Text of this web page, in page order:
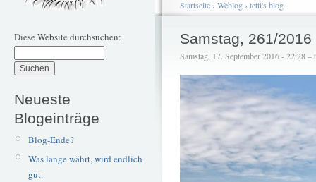
Diese Website durchsuchen:
Neueste
Blogeinträge
Blog-Ende?
Was lange währt, wird endlich
gut.
Startseite› Weblog› tetti's blog
Samstag, 261/
Samstag, 17. September 2016 - 22:28 –